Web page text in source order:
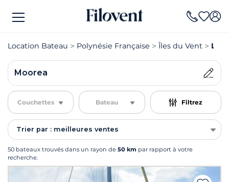
Location Bateau Polynésie Française Îles du Vent
Moorea
Couchettes Bateau Filtrez
Trier par : meilleures ventes
50 bateaux trouvés dans un rayon de 50 km par rapport à votre
recherche.